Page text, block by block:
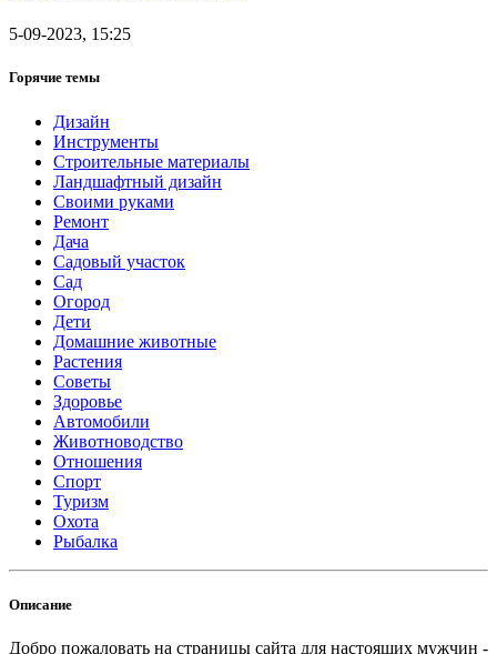
5-09-2023, 15:25
Горячие темы
Дизайн
Инструменты
Строительные материалы
Ландшафтный дизайн
Своими руками
Ремонт
Дача
Садовый участок
Сад
Огород
Дети
Домашние животные
Растения
Советы
Здоровье
Автомобили
Животноводство
Отношения
Спорт
Туризм
Охота
Рыбалка
Описание
Добро пожаловать на страницы сайта для настоящих мужчин -